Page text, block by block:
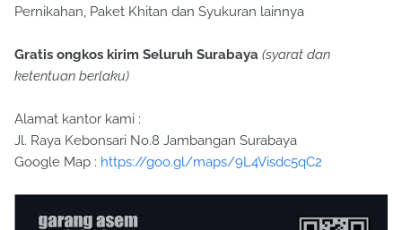
Pernikahan, Paket Khitan dan Syukuran lainnya
Gratis ongkos kirim Seluruh Surabaya (syarat dan
ketentuan berlaku)
Alamat kantor kami :
Jl. Raya Kebonsari No.8 Jambangan Surabaya
Google Map : https://goo.gl/maps/9L4Visdc5qC2